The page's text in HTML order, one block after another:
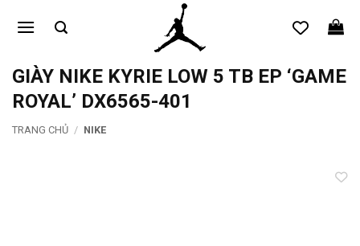
qua
dungGIÀY NIKE KYRIE LOW 5 TB EP ‘GAME
ROYAL’ DX6565-401
TRANG CHỦ / NIKE